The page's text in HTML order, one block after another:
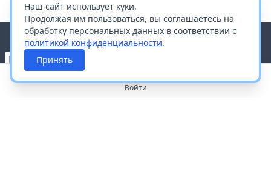
Наш сайт использует куки.
Продолжая им пользоваться, вы соглашаетесь на
обработку персональных данных в соответствии с
политикой конфиденциальности.
Принять
Войти